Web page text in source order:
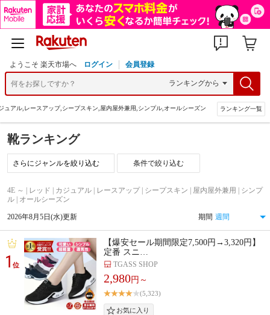
ようこそ 楽天市場へ ログイン 会員登録
ュアル,レースアップ,シープスキン,屋内屋外兼用,シンプル,オールシーズン ランキング一覧
靴ランキング
条件で絞り込む
4E ～ | レッド | カジュアル | レースアップ | シープスキン | 屋内屋外兼用 | シンプ
ル | オールシーズン
2026年8月5日(水)更新 期間
1位
【爆安セール期間限定7,500円→3,320円】
定番 スニ…
TGASS SHOP
2,980円～
(5,323)